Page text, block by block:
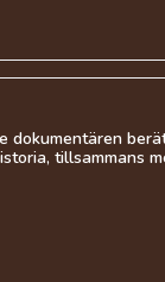
dokumentären
tillsammans